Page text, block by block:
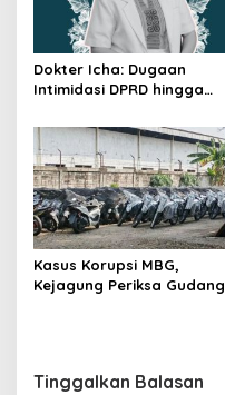
Dokter Icha: Dugaan
Intimidasi DPRD hingga
Rangkaian
Perkembangannya
Kasus Korupsi MBG,
Kejagung Periksa Gudang
Tinggalkan Balasan